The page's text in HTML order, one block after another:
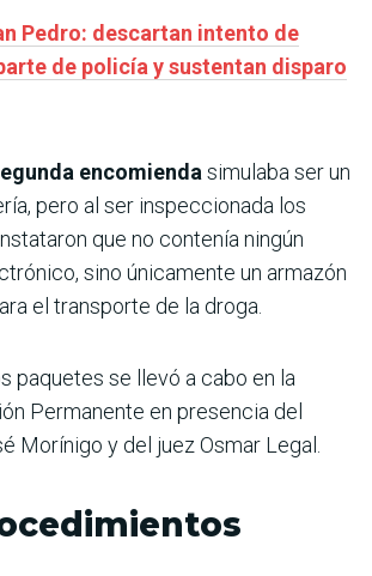
Pedro: descartan intento de
de policía y sustentan disparo
encomienda simulaba ser un
pero al ser inspeccionada los
que no contenía ningún
sino únicamente un armazón
el transporte de la droga.
paquetes se llevó a cabo en la
Permanente en presencia del
Morínigo y del juez Osmar Legal.